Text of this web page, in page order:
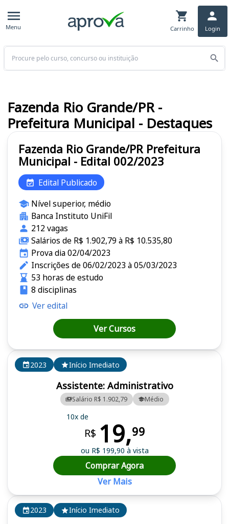
Menu Carrinho Login
Buscar
2023 Início Imediato
2023 Início Imediato
Assistente: Administrativo
Salário R$ 1.902,79 Médio
10x de
R$ 19,99
ou R$ 199,90 à vista
Comprar Agora
Ver Mais
Fazenda Rio Grande/PR Prefeitura
Municipal - Edital 002/2023
Edital Publicado
Nível superior, médio
Banca Instituto UniFil
212 vagas
Salários de R$ 1.902,79 à R$ 10.535,80
Prova dia 02/04/2023
Inscrições de 06/02/2023 à 05/03/2023
53 horas de estudo
8 disciplinas
Ver edital
Ver Cursos
Fazenda Rio Grande/PR -
Prefeitura Municipal - Destaques